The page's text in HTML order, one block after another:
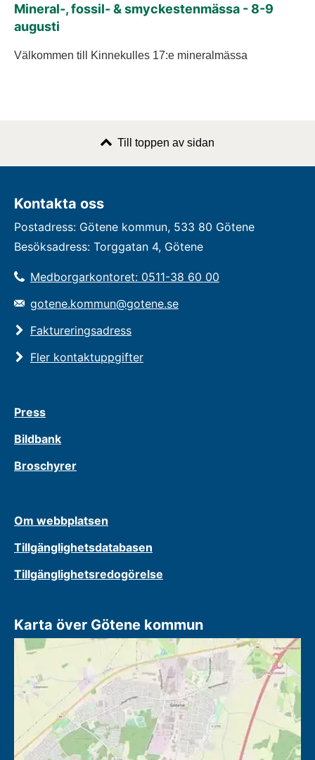
Mineral-, fossil- & smyckestenmässa - 8-9
augusti
Välkommen till Kinnekulles 17:e mineralmässa
Till toppen av sidan
Kontakta oss
Postadress: Götene kommun, 533 80 Götene
Besöksadress: Torggatan 4, Götene
Medborgarkontoret: 0511-38 60 00
gotene.kommun@gotene.se
Faktureringsadress
Fler kontaktuppgifter
Press
Bildbank
Broschyrer
Om webbplatsen
Tillgänglighetsdatabasen
Tillgänglighetsredogörelse
Karta över Götene kommun